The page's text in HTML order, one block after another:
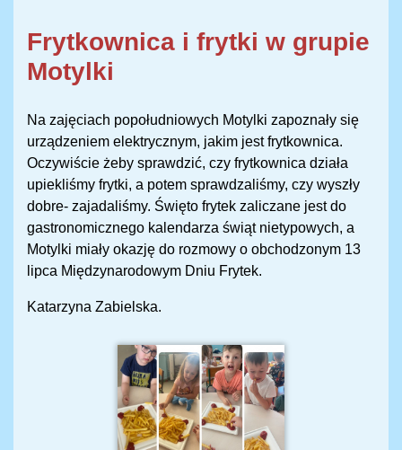
Frytkownica i frytki w grupie
Motylki
Na zajęciach popołudniowych Motylki zapoznały się
urządzeniem elektrycznym, jakim jest frytkownica.
Oczywiście żeby sprawdzić, czy frytkownica działa
upiekliśmy frytki, a potem sprawdzaliśmy, czy wyszły
dobre- zajadaliśmy. Święto frytek zaliczane jest do
gastronomicznego kalendarza świąt nietypowych, a
Motylki miały okazję do rozmowy o obchodzonym 13
lipca Międzynarodowym Dniu Frytek.
Katarzyna Zabielska.